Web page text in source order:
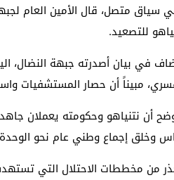
سياق متصل، قال الأمين العام
للتصعيد.
في بيان أصدرته جبهة النضال،
مبيناً أن حصار المستشفيات
أن نتنياهو وحكومته يعملان
وخلق إجماع وطني عام نحو الوحدة
من مخططات الاحتلال التي